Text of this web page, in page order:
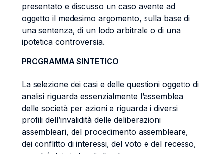
presentato e discusso un caso avente ad
oggetto il medesimo argomento, sulla base di
una sentenza, di un lodo arbitrale o di una
ipotetica controversia.
PROGRAMMA SINTETICO
La selezione dei casi e delle questioni oggetto di
analisi riguarda essenzialmente l’assemblea
delle società per azioni e riguarda i diversi
profili dell’invalidità delle deliberazioni
assembleari, del procedimento assembleare,
dei conflitto di interessi, del voto e del recesso,